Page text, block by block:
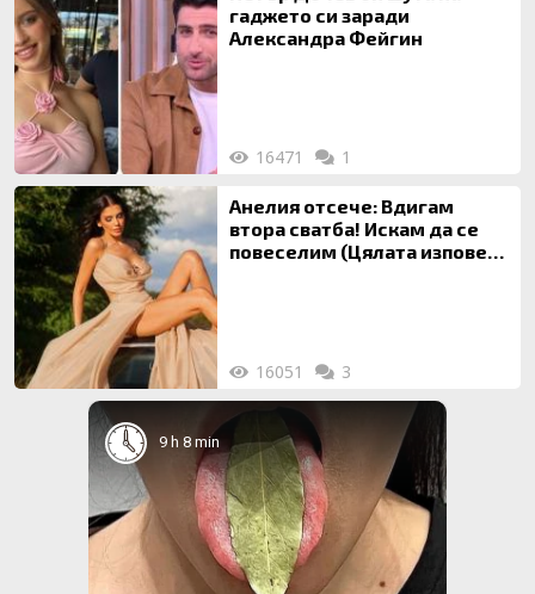
гаджето си заради
Александра Фейгин
16471 1
Анелия отсече: Вдигам
втора сватба! Искам да се
повеселим (Цялата изповед
16051 3
9 h 8 min